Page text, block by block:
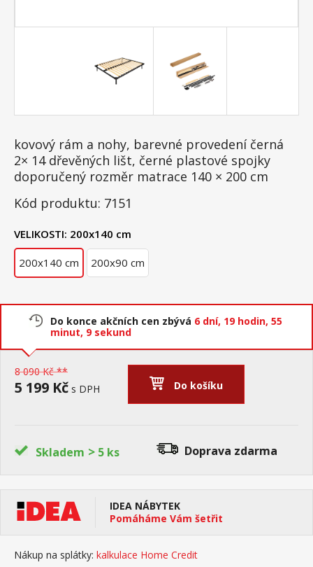
kovový rám a nohy, barevné provedení černá
2× 14 dřevěných lišt, černé plastové spojky
doporučený rozměr matrace 140 × 200 cm
Kód produktu: 7151
VELIKOSTI: 200x140 cm
200x140 cm 200x90 cm
Do konce akčních cen zbývá 6 dní, 19 hodin, 55
minut, 8 sekund
8 090 Kč **
5 199 Kč s DPH Do košíku
Skladem > 5 ks Doprava zdarma
IDEA NÁBYTEK
Pomáháme Vám šetřit
Nákup na splátky: kalkulace Home Credit